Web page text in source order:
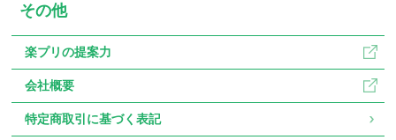
その他
楽プリの提案力
会社概要
特定商取引に基づく表記